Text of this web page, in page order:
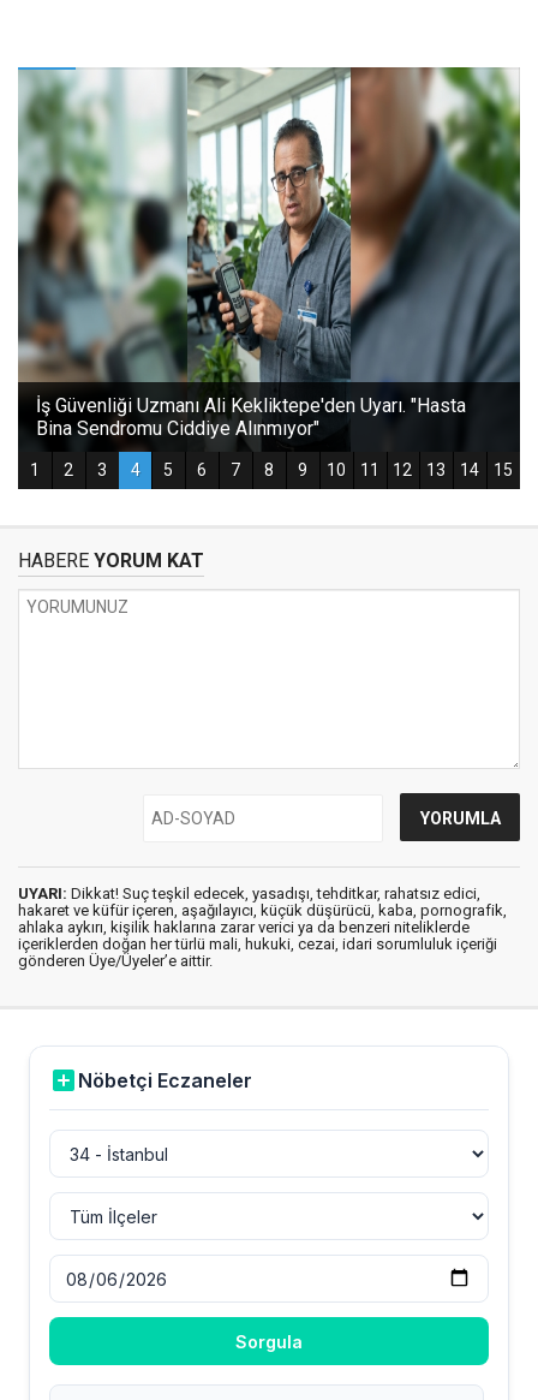
HABERE YORUM KAT
UYARI: Dikkat! Suç teşkil edecek, yasadışı, tehditkar, rahatsız edici,
hakaret ve küfür içeren, aşağılayıcı, küçük düşürücü, kaba, pornografik,
ahlaka aykırı, kişilik haklarına zarar verici ya da benzeri niteliklerde
içeriklerden doğan her türlü mali, hukuki, cezai, idari sorumluluk içeriği
gönderen Üye/Üyeler’e aittir.